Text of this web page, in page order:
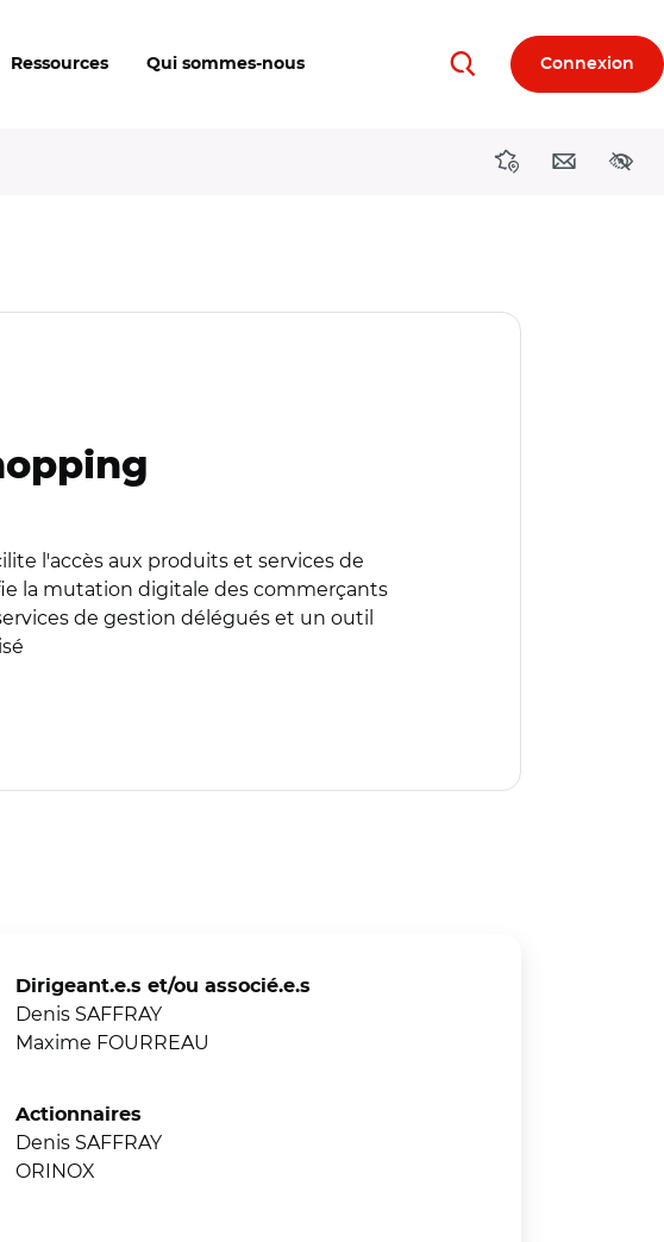
Ressources Qui sommes-nous RechercherConnexion
DirectionsContact
l'accès aux produits et services de
la mutation digitale des commerçants
de gestion délégués et un outil
Dirigeant.e.s et/ou associé.e.s
Denis SAFFRAY
Maxime FOURREAU
Actionnaires
Denis SAFFRAY
ORINOX